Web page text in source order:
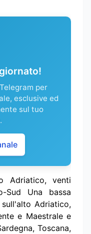
per
esclusive ed
sul tuo
Adriatico, venti
Una bassa
Adriatico,
e Maestrale e
Toscana,